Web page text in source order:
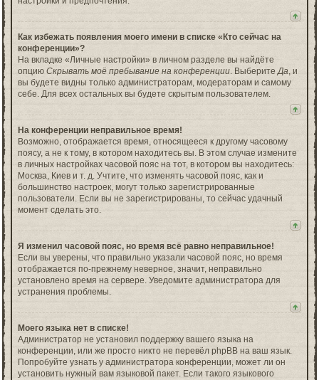
Как избежать появления моего имени в списке «Кто сейчас на
конференции»?
На вкладке «Личные настройки» в личном разделе вы найдёте
опцию Скрывать моё пребывание на конференции. ВыберитеДа, и
вы будете видны только администраторам, модераторам и самому
себе. Для всех остальных вы будете скрытым пользователем.
На конференции неправильное время!
Возможно, отображается время, относящееся к другому часовому
поясу, а не к тому, в котором находитесь вы. В этом случае измените
в личных настройках часовой пояс на тот, в котором вы находитесь:
Москва, Киев и т. д. Учтите, что изменять часовой пояс, как и
большинство настроек, могут только зарегистрированные
пользователи. Если вы не зарегистрированы, то сейчас удачный
момент сделать это.
Я изменил часовой пояс, но время всё равно неправильное!
Если вы уверены, что правильно указали часовой пояс, но время
отображается по-прежнему неверное, значит, неправильно
установлено время на сервере. Уведомите администратора для
устранения проблемы.
Моего языка нет в списке!
Администратор не установил поддержку вашего языка на
конференции, или же просто никто не перевёл phpBB на ваш язык.
Попробуйте узнать у администратора конференции, может ли он
установить нужный вам языковой пакет. Если такого языкового